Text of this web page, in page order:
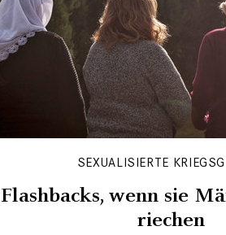
SEXUALISIERTE
Flashbacks, wenn sie
riechen